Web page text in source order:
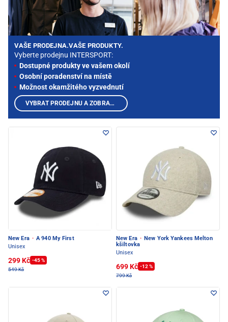
New Era · A 940 My First
Unisex
299 Kč -45 %
549 Kč
New Era · New York Yankees Melton
kšiltovka
Unisex
699 Kč -12 %
799 Kč
VAŠE PRODEJNA.VAŠE PRODUKTY.
Vyberte prodejnu INTERSPORT:
Dostupné produkty ve vašem okolí
Osobní poradenství na místě
Možnost okamžitého vyzvednutí
VYBRAT PRODEJNU A ZOBRAZIT PRODUKTY